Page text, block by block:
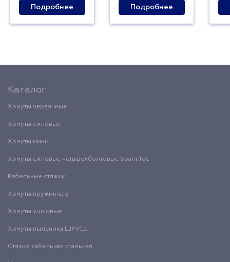
Подробнее Подробнее
Каталог
Хомуты червячные
Хомуты силовые
Хомуты мини
Хомуты силовые четырехболтовые Spannloc
Кабельные стяжки
Хомуты пружинные
Хомуты ушковые
Хомуты пыльника ШРУСа
Стяжка кабельная стальная